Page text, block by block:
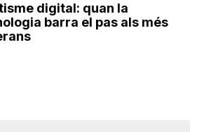
digital: quan la
barra el pas als més